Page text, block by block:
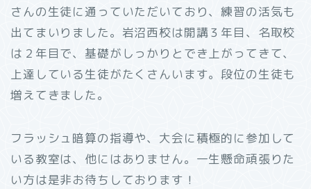
さんの生徒に通っていただいており、練習の活気も
出てまいりました。岩沼西校は開講３年目、名取校
は２年目で、基礎がしっかりとでき上がってきて、
上達している生徒がたくさんいます。段位の生徒も
増えてきました。
フラッシュ暗算の指導や、大会に積極的に参加して
いる教室は、他にはありません。一生懸命頑張りた
い方は是非お待ちしております！